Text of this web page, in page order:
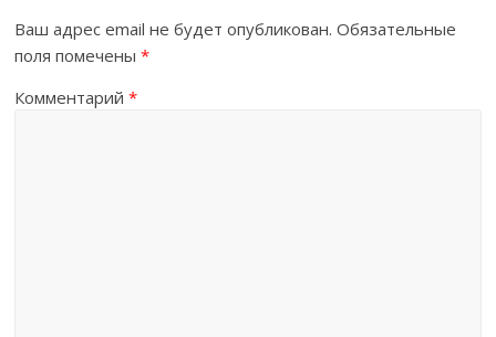
Ваш адрес email не будет опубликован. Обязательные
поля помечены*
Комментарий*